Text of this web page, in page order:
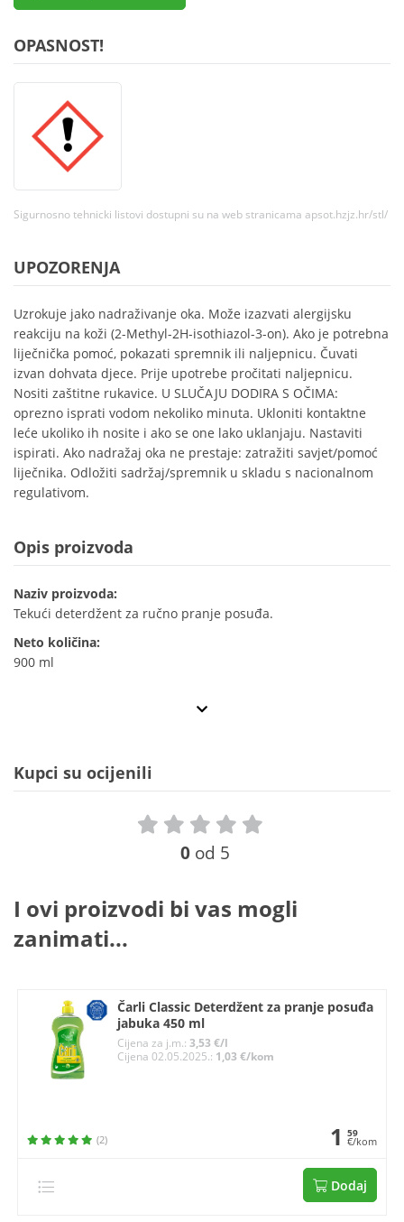
OPASNOST!
Sigurnosno tehnicki listovi dostupni su na web stranicama apsot.hzjz.hr/stl/
UPOZORENJA
Uzrokuje jako nadraživanje oka. Može izazvati alergijsku
reakciju na koži (2-Methyl-2H-isothiazol-3-on). Ako je potrebna
liječnička pomoć, pokazati spremnik ili naljepnicu. Čuvati
izvan dohvata djece. Prije upotrebe pročitati naljepnicu.
Nositi zaštitne rukavice. U SLUČAJU DODIRA S OČIMA:
oprezno isprati vodom nekoliko minuta. Ukloniti kontaktne
leće ukoliko ih nosite i ako se one lako uklanjaju. Nastaviti
ispirati. Ako nadražaj oka ne prestaje: zatražiti savjet/pomoć
liječnika. Odložiti sadržaj/spremnik u skladu s nacionalnom
regulativom.
Opis proizvoda
Naziv proizvoda:
Tekući deterdžent za ručno pranje posuđa.
Neto količina:
900 ml
Kupci su ocijenili
0 od 5
I ovi proizvodi bi vas mogli
zanimati...
Čarli Classic Deterdžent za pranje posuđa
jabuka 450 ml
Cijena za j.m.: 3,53 €/l
Cijena 02.05.2025.: 1,03 €/kom
(2) 1 59
€/kom
Dodaj